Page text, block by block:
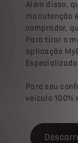
Além disso,
manutenção
comprador,
Para tirar o
aplicação
Para seu
veículo 100%